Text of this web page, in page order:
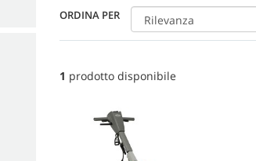
ORDINA PER
1 prodotto disponibile